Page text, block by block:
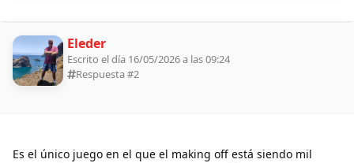
Eleder
Escrito el día 16/05/2026 a las 09:24
Respuesta #2
Es el único juego en el que el making off está siendo mil